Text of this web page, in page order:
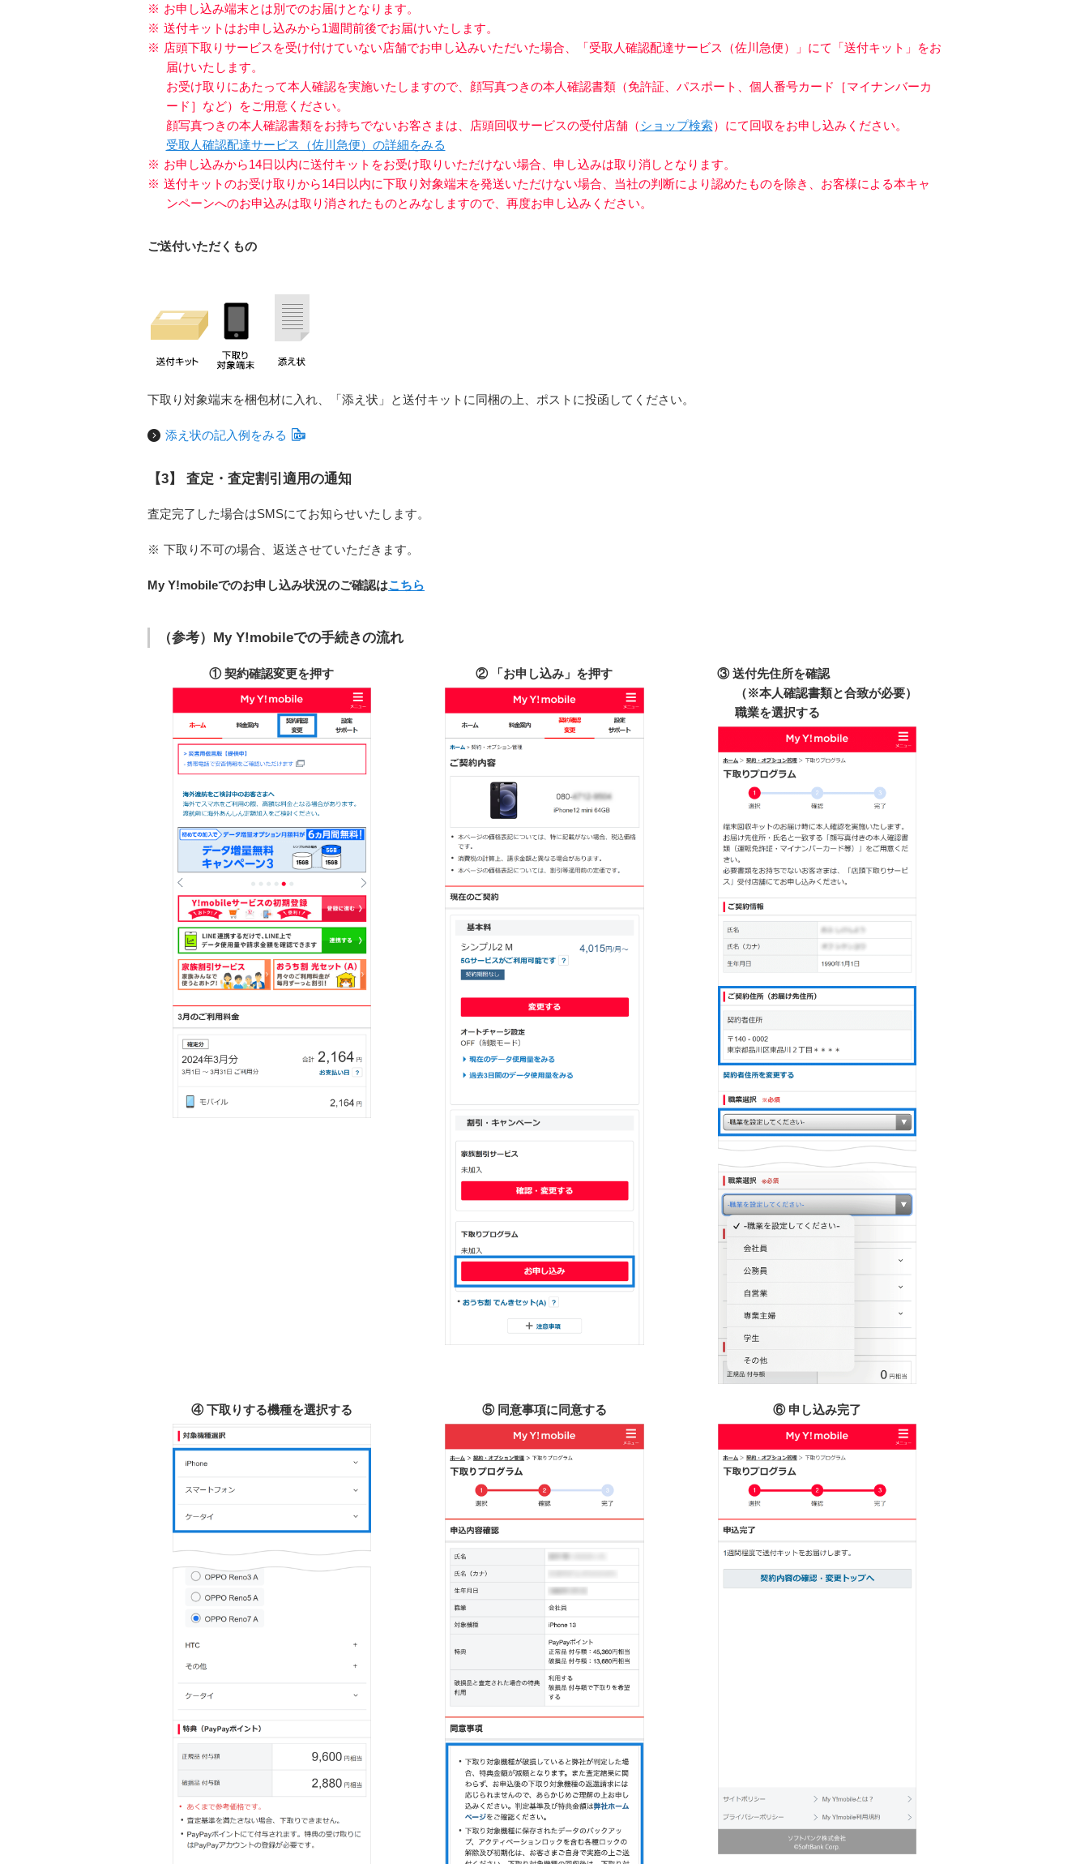
※ お申し込み端末とは別でのお届けとなります。
※ 送付キットはお申し込みから1週間前後でお届けいたします。
※ 店頭下取りサービスを受け付けていない店舗でお申し込みいただいた場合、「受取人確認配達サービス（佐川急便）」にて「送付キット」をお
届けいたします。
お受け取りにあたって本人確認を実施いたしますので、顔写真つきの本人確認書類（免許証、パスポート、個人番号カード［マイナンバーカ
ード］など）をご用意ください。
顔写真つきの本人確認書類をお持ちでないお客さまは、店頭回収サービスの受付店舗（ショップ検索）にて回収をお申し込みください。
受取人確認配達サービス（佐川急便）の詳細をみる
※ お申し込みから14日以内に送付キットをお受け取りいただけない場合、申し込みは取り消しとなります。
※ 送付キットのお受け取りから14日以内に下取り対象端末を発送いただけない場合、当社の判断により認めたものを除き、お客様による本キャ
ンペーンへのお申込みは取り消されたものとみなしますので、再度お申し込みください。
ご送付いただくもの
下取り対象端末を梱包材に入れ、「添え状」と送付キットに同梱の上、ポストに投函してください。
添え状の記入例をみる
【3】 査定・査定割引適用の通知
査定完了した場合はSMSにてお知らせいたします。
※ 下取り不可の場合、返送させていただきます。
My Y!mobileでのお申し込み状況のご確認はこちら
（参考）My Y!mobileでの手続きの流れ
① 契約確認変更を押す ② 「お申し込み」を押す
③ 送付先住所を確認
（※本人確認書類と合致が必要）
職業を選択する
④ 下取りする機種を選択する ⑤ 同意事項に同意する ⑥ 申し込み完了